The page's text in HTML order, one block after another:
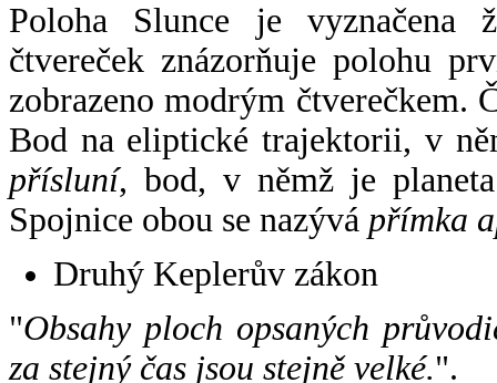
Poloha Slunce je vyznačena
čtvereček znázorňuje polohu
zobrazeno modrým čtverečkem.
Bod na eliptické trajektorii, v
přísluní, bod, v němž je
Spojnice obou se nazývá přímka
Druhý Keplerův zákon
"Obsahy ploch opsaných
za stejný čas jsou stejně velké.".